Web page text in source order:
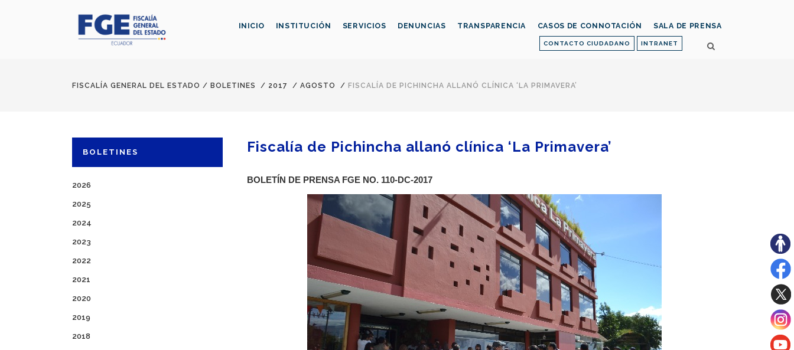
CONTACTO CIUDADANO INTRANET
INICIO INSTITUCIÓN SERVICIOS DENUNCIAS TRANSPARENCIA CASOS DE CONNOTACIÓN SALA DE PRENSA
FISCALÍA GENERAL DEL ESTADO / BOLETINES / 2017 / AGOSTO / FISCALÍA DE PICHINCHA ALLANÓ CLÍNICA ‘LA PRIMAVERA’
BOLETINES
2026
2025
2024
2023
2022
2021
2020
2019
2018
Fiscalía de Pichincha allanó clínica ‘La Primavera’
BOLETÍN DE PRENSA FGE NO. 110-DC-2017